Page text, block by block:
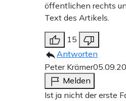
öffentlichen rechts
Text des Artikels.
15
Antworten
Peter Krämer
Melden
Ist ja nicht der erste